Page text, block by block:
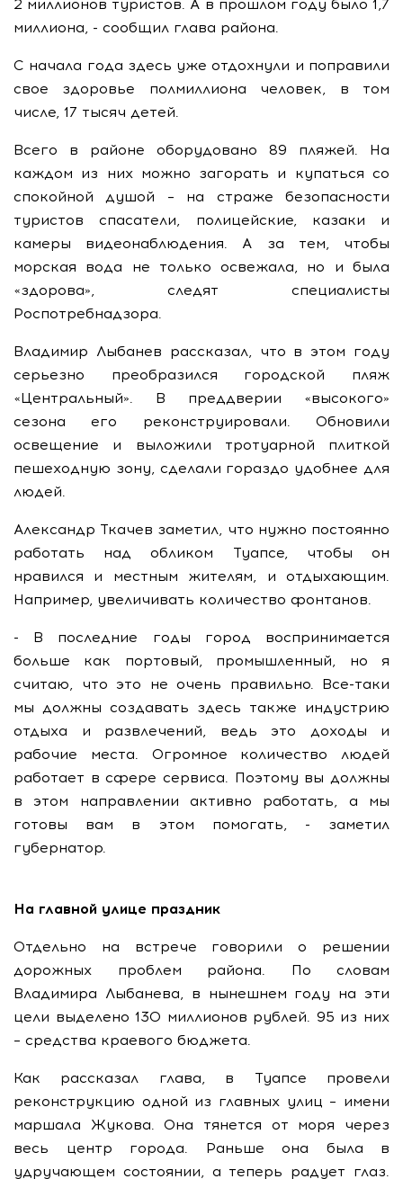
2 миллионов туристов. А в прошлом году было 1,7
миллиона, - сообщил глава района.
С начала года здесь уже отдохнули и поправили
свое здоровье полмиллиона человек, в том
числе, 17 тысяч детей.
Всего в районе оборудовано 89 пляжей. На
каждом из них можно загорать и купаться со
спокойной душой – на страже безопасности
туристов спасатели, полицейские, казаки и
камеры видеонаблюдения. А за тем, чтобы
морская вода не только освежала, но и была
«здорова», следят специалисты
Роспотребнадзора.
Владимир Лыбанев рассказал, что в этом году
серьезно преобразился городской пляж
«Центральный». В преддверии «высокого»
сезона его реконструировали. Обновили
освещение и выложили тротуарной плиткой
пешеходную зону, сделали гораздо удобнее для
людей.
Александр Ткачев заметил, что нужно постоянно
работать над обликом Туапсе, чтобы он
нравился и местным жителям, и отдыхающим.
Например, увеличивать количество фонтанов.
- В последние годы город воспринимается
больше как портовый, промышленный, но я
считаю, что это не очень правильно. Все-таки
мы должны создавать здесь также индустрию
отдыха и развлечений, ведь это доходы и
рабочие места. Огромное количество людей
работает в сфере сервиса. Поэтому вы должны
в этом направлении активно работать, а мы
готовы вам в этом помогать, - заметил
губернатор.
На главной улице праздник
Отдельно на встрече говорили о решении
дорожных проблем района. По словам
Владимира Лыбанева, в нынешнем году на эти
цели выделено 130 миллионов рублей. 95 из них
– средства краевого бюджета.
Как рассказал глава, в Туапсе провели
реконструкцию одной из главных улиц – имени
маршала Жукова. Она тянется от моря через
весь центр города. Раньше она была в
удручающем состоянии, а теперь радует глаз.